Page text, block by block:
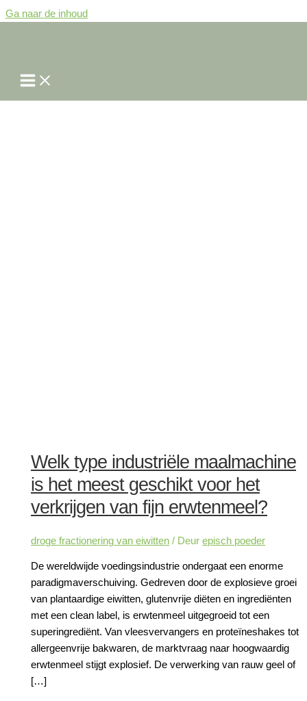
Ga naar de inhoud
Welk type industriële maalmachine
is het meest geschikt voor het
verkrijgen van fijn erwtenmeel?
droge fractionering van eiwitten / Deurepisch poeder
De wereldwijde voedingsindustrie ondergaat een enorme
paradigmaverschuiving. Gedreven door de explosieve groei
van plantaardige eiwitten, glutenvrije diëten en ingrediënten
met een clean label, is erwtenmeel uitgegroeid tot een
superingrediënt. Van vleesvervangers en proteïneshakes tot
allergeenvrije bakwaren, de marktvraag naar hoogwaardig
erwtenmeel stijgt explosief. De verwerking van rauw geel of
[…]